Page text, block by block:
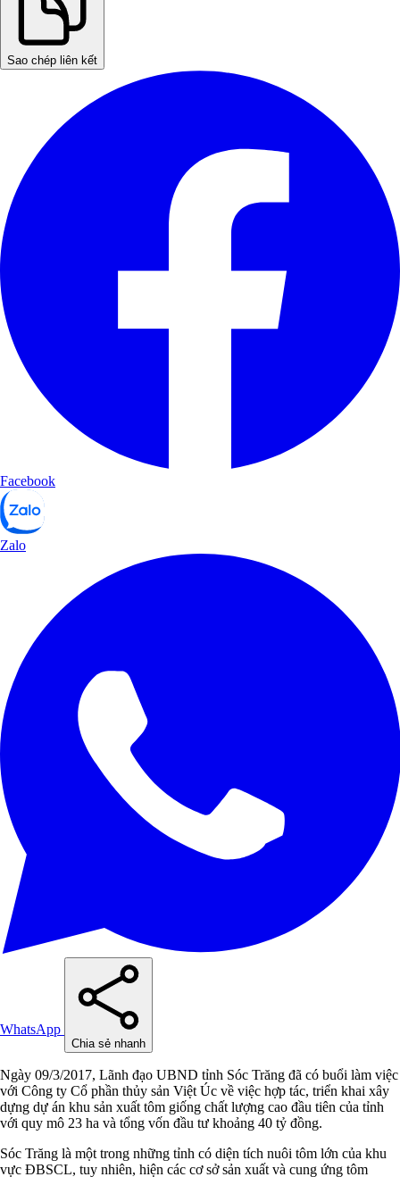
Sao chép liên kết
Facebook
Zalo
WhatsApp
Chia sẻ nhanh
Ngày 09/3/2017, Lãnh đạo UBND tỉnh Sóc Trăng đã có buổi làm việc
với Công ty Cổ phần thủy sản Việt Úc về việc hợp tác, triển khai xây
dựng dự án khu sản xuất tôm giống chất lượng cao đầu tiên của tỉnh
với quy mô 23 ha và tổng vốn đầu tư khoảng 40 tỷ đồng.
Sóc Trăng là một trong những tỉnh có diện tích nuôi tôm lớn của khu
vực ĐBSCL, tuy nhiên, hiện các cơ sở sản xuất và cung ứng tôm